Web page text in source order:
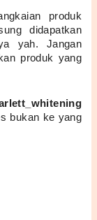
produk
didapatkan
yah. Jangan
produk yang
bukan ke yang